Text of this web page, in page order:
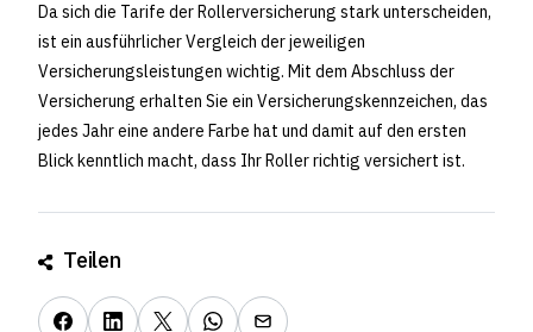
Da sich die Tarife der Rollerversicherung stark unterscheiden,
ist ein ausführlicher Vergleich der jeweiligen
Versicherungsleistungen wichtig. Mit dem Abschluss der
Versicherung erhalten Sie ein Versicherungskennzeichen, das
jedes Jahr eine andere Farbe hat und damit auf den ersten
Blick kenntlich macht, dass Ihr Roller richtig versichert ist.
Teilen